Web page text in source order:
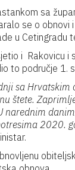
sa
se o
u Cetingradu
i Rakovicu
to područje 1.
sa Hrvatskim
štete.
narednim
2020.